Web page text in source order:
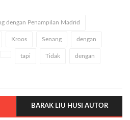
dengan Penampilan Madrid
Kroos Senang dengan
tapi Tidak dengan
BARAK LIU HUSI AUTOR